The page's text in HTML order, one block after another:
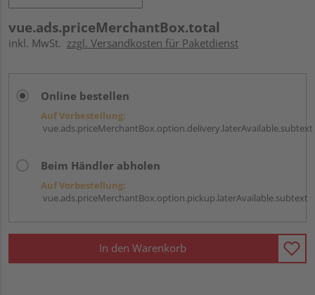
vue.ads.priceMerchantBox.total
inkl. MwSt. zzgl. Versandkosten für Paketdienst
Online bestellen
Auf Vorbestellung:
vue.ads.priceMerchantBox.option.delivery.laterAvailable.subtext
Beim Händler abholen
Auf Vorbestellung:
vue.ads.priceMerchantBox.option.pickup.laterAvailable.subtext
In den Warenkorb